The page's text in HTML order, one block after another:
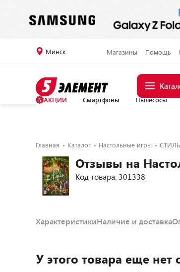
Минск Магазины Помощь
АКЦИИ Смартфоны Пылесосы
Главная Каталог Настольные игры
Отзывы на
Код товара: 301338
ХарактеристикиНаличие и доставка
У этого товара еще нет